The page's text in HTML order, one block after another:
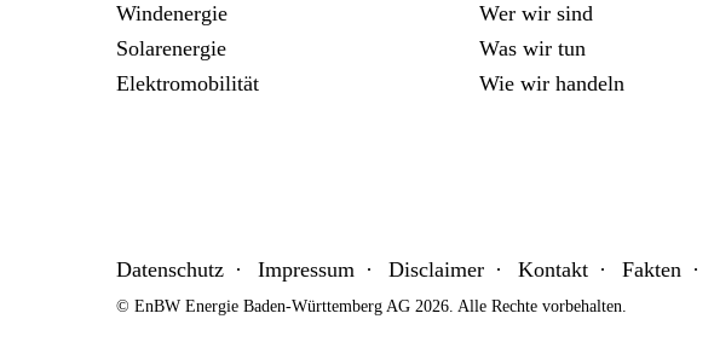
Windenergie
Solarenergie
Elektromobilität
Wer wir sind
Was wir tun
Wie wir handeln
Datenschutz Impressum Disclaimer Kontakt Fakten
© EnBW Energie Baden-Württemberg AG 2026. Alle Rechte vorbehalten.